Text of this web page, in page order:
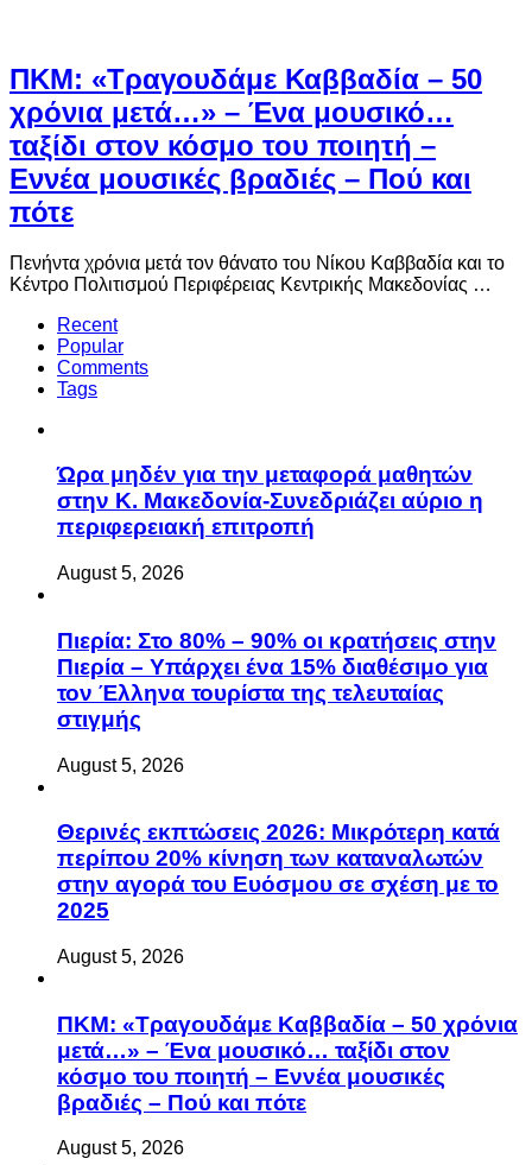
ΠΚΜ: «Τραγουδάμε Καββαδία – 50
χρόνια μετά…» – Ένα μουσικό…
ταξίδι στον κόσμο του ποιητή –
Εννέα μουσικές βραδιές – Πού και
πότε
Πενήντα χρόνια μετά τον θάνατο του Νίκου Καββαδία και το
Κέντρο Πολιτισμού Περιφέρειας Κεντρικής Μακεδονίας …
Recent
Popular
Comments
Tags
Ώρα μηδέν για την μεταφορά μαθητών
στην Κ. Μακεδονία-Συνεδριάζει αύριο η
περιφερειακή επιτροπή
August 5, 2026
Πιερία: Στο 80% – 90% οι κρατήσεις στην
Πιερία – Υπάρχει ένα 15% διαθέσιμο για
τον Έλληνα τουρίστα της τελευταίας
στιγμής
August 5, 2026
Θερινές εκπτώσεις 2026: Μικρότερη κατά
περίπου 20% κίνηση των καταναλωτών
στην αγορά του Ευόσμου σε σχέση με το
2025
August 5, 2026
ΠΚΜ: «Τραγουδάμε Καββαδία – 50 χρόνια
μετά…» – Ένα μουσικό… ταξίδι στον
κόσμο του ποιητή – Εννέα μουσικές
βραδιές – Πού και πότε
August 5, 2026